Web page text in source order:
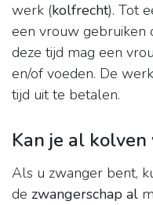
werk (kolfrecht). Tot
een vrouw gebruiken
deze tijd mag een
en/of voeden. De
tijd uit te betalen.
Kan je al
Als u zwanger bent,
de zwangerschap al